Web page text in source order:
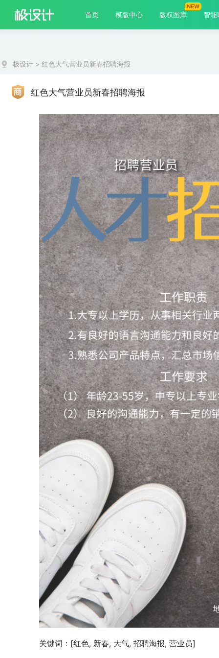
首页 模版中心 版权图库 智能
极设计 > 红色大气营业员新春招聘海报
红色大气营业员新春招聘海报
关键词：[红色, 新春, 大气, 招聘海报, 营业员]